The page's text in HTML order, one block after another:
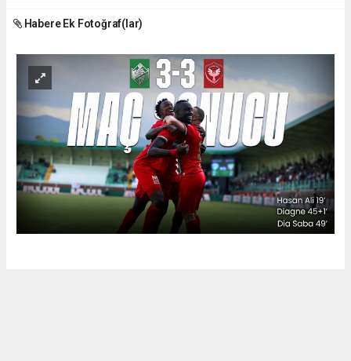
Habere Ek Fotoğraf(lar)